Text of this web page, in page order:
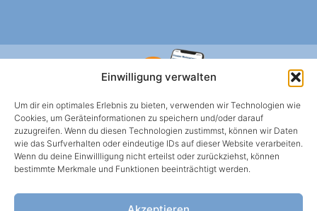
Einwilligung verwalten
Um dir ein optimales Erlebnis zu bieten, verwenden wir Technologien wie
Cookies, um Geräteinformationen zu speichern und/oder darauf
zuzugreifen. Wenn du diesen Technologien zustimmst, können wir Daten
wie das Surfverhalten oder eindeutige IDs auf dieser Website verarbeiten.
Wenn du deine Einwillligung nicht erteilst oder zurückziehst, können
bestimmte Merkmale und Funktionen beeinträchtigt werden.
HWS BERLIN APP
Mietangelegenheiten oder Schadens-meldungen
einfach über die App klären.